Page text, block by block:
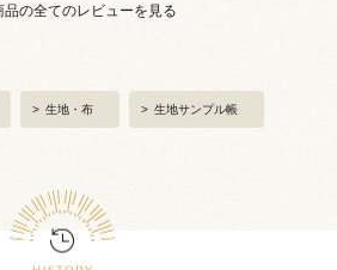
品の全てのレビューを見る
> 生地・布 > 生地サンプル帳